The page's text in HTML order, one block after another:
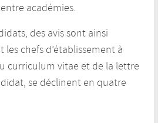
académies.
des avis sont ainsi
les chefs d’établissement à
curriculum vitae et de la lettre
se déclinent en quatre